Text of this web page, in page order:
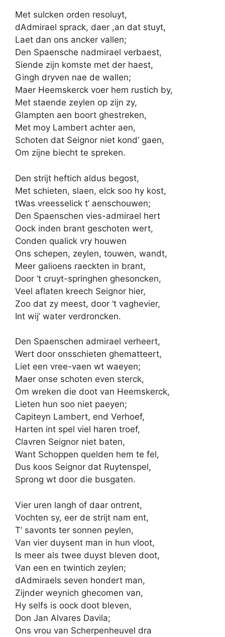
Met sulcken orden resoluyt,
dAdmirael sprack, daer ,an dat stuyt,
Laet dan ons ancker vallen;
Den Spaensche nadmirael verbaest,
Siende zijn komste met der haest,
Gingh dryven nae de wallen;
Maer Heemskerck voer hem rustich by,
Met staende zeylen op zijn zy,
Glampten aen boort ghestreken,
Met moy Lambert achter aen,
Schoten dat Seignor niet kond’ gaen,
Om zijne biecht te spreken.
Den strijt heftich aldus begost,
Met schieten, slaen, elck soo hy kost,
tWas vreesselick t’ aenschouwen;
Den Spaenschen vies-admirael hert
Oock inden brant geschoten wert,
Conden qualick vry houwen
Ons schepen, zeylen, touwen, wandt,
Meer galioens raeckten in brant,
Door ‘t cruyt-springhen ghesoncken,
Veel aflaten kreech Seignor hier,
Zoo dat zy meest, door ‘t vaghevier,
Int wij’ water verdroncken.
Den Spaenschen admirael verheert,
Wert door onsschieten ghematteert,
Liet een vree-vaen wt waeyen;
Maer onse schoten even sterck,
Om wreken die doot van Heemskerck,
Lieten hun soo niet paeyen;
Capiteyn Lambert, end Verhoef,
Harten int spel viel haren troef,
Clavren Seignor niet baten,
Want Schoppen quelden hem te fel,
Dus koos Seignor dat Ruytenspel,
Sprong wt door die busgaten.
Vier uren langh of daar ontrent,
Vochten sy, eer de strijt nam ent,
T’ savonts ter sonnen peylen,
Van vier duysent man in hun vloot,
Is meer als twee duyst bleven doot,
Van een en twintich zeylen;
dAdmiraels seven hondert man,
Zijnder weynich ghecomen van,
Hy selfs is oock doot bleven,
Don Jan Alvares Davila;
Ons vrou van Scherpenheuvel dra